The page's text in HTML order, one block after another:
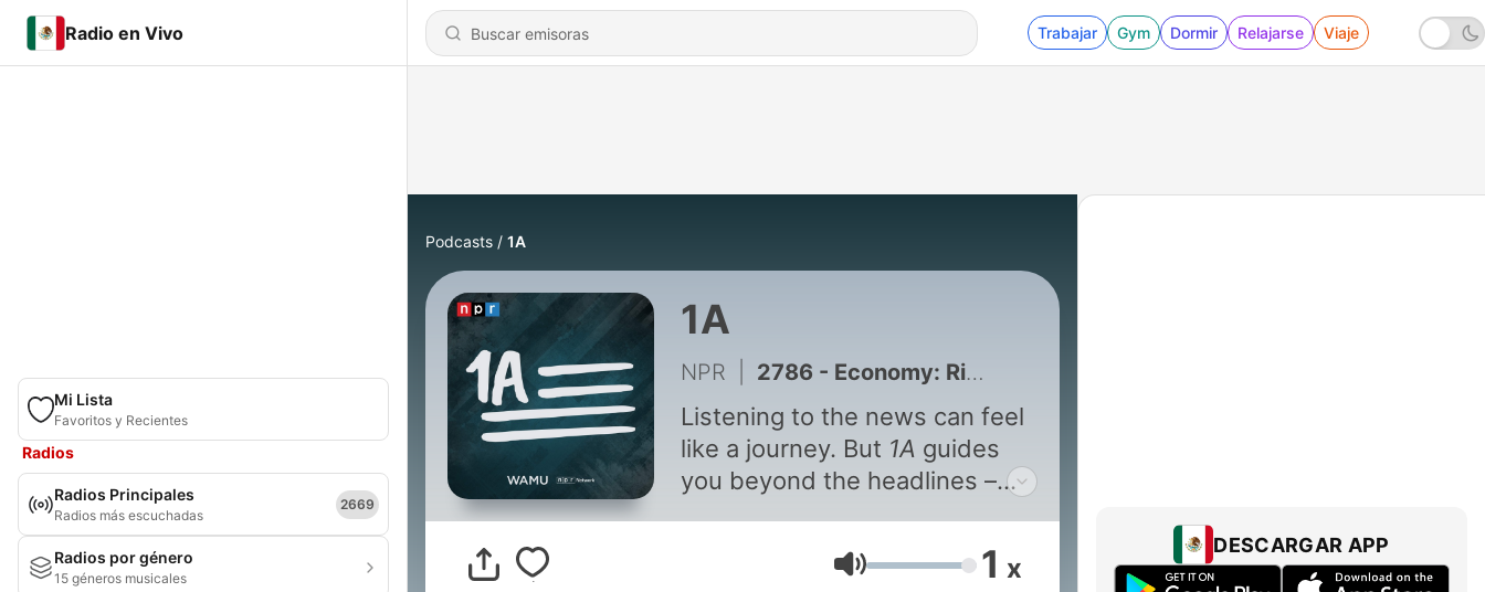
Radio en Vivo Trabajar Gym Dormir Relajarse Viaje
Mi Lista
Favoritos y Recientes
Radios
Radios Principales
Radios más escuchadas
2669
Radios por género
15 géneros musicales
Podcasts 1A
1A
NPR 2786 - Economy: Rising Grocery Prices Are Changing How Americans Shop
Listening to the news can feel
like a journey. But 1A guides
you beyond the headlines –
Let's get to the heart of the
story, together – on1A.
Volumen 1 x
DESCARGAR APP